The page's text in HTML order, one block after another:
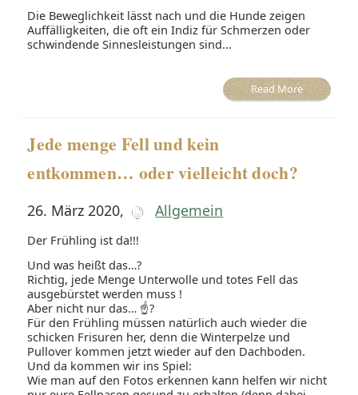
Die Beweglichkeit lässt nach und die Hunde zeigen
Auffälligkeiten, die oft ein Indiz für Schmerzen oder
schwindende Sinnesleistungen sind...
Read More
Jede menge Fell und kein
entkommen… oder vielleicht doch?
26. März 2020, Allgemein
Der Frühling ist da!!!
Und was heißt das…?
Richtig, jede Menge Unterwolle und totes Fell das
ausgebürstet werden muss !
Aber nicht nur das… ☝?
Für den Frühling müssen natürlich auch wieder die
schicken Frisuren her, denn die Winterpelze und
Pullover kommen jetzt wieder auf den Dachboden.
Und da kommen wir ins Spiel:
Wie man auf den Fotos erkennen kann helfen wir nicht